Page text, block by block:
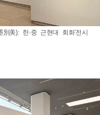
別美): 한·중 근현대 회화'전시